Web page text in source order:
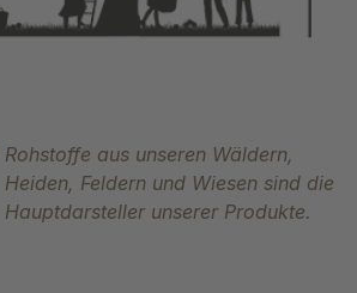
Rohstoffe aus unseren Wäldern,
Heiden, Feldern und Wiesen sind die
Hauptdarsteller unserer Produkte.